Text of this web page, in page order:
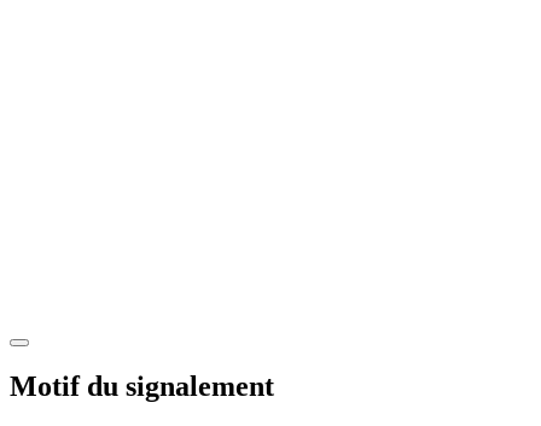
Motif du signalement